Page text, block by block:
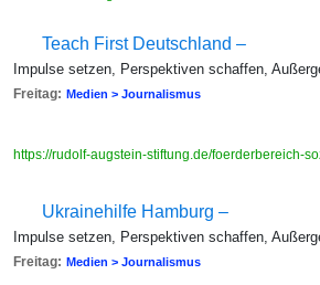
Teach First Deutschland –
Impulse setzen, Perspektiven schaffen,
Freitag: Medien > Journalismus
https://rudolf-augstein-stiftung.de/foerderbereich-
Ukrainehilfe Hamburg –
Impulse setzen, Perspektiven schaffen,
Freitag: Medien > Journalismus